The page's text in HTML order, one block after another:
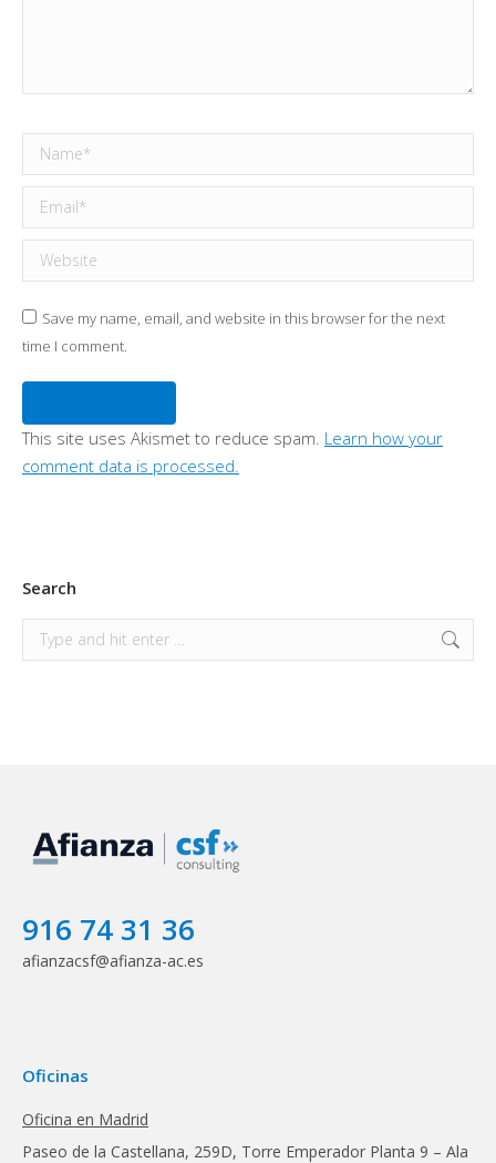
Name *
Email *
Website
Save my name, email, and website in this browser for the next
time I comment.
This site uses Akismet to reduce spam. Learn how your
comment data is processed.
Search
Search:
916 74 31 36
afianzacsf@afianza-ac.es
Oficinas
Oficina en Madrid
Paseo de la Castellana, 259D, Torre Emperador Planta 9 – Ala